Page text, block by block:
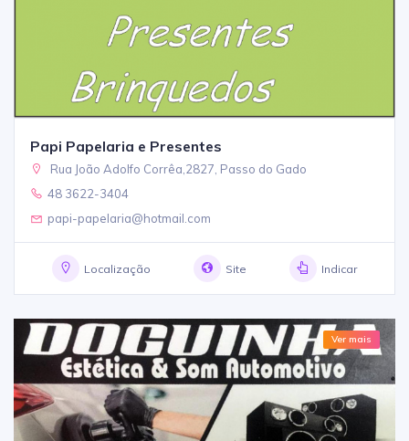
Papi Papelaria e Presentes
Rua João Adolfo Corrêa,2827, Passo do Gado
48 3622-3404
papi-papelaria@hotmail.com
Localização Site Indicar
Ver mais